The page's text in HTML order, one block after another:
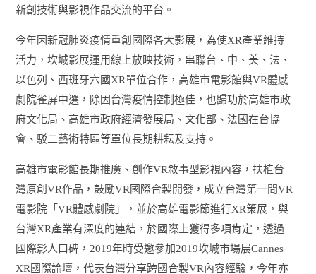
新創技術與影視作品交流的平台。
今年因新冠肺炎疫情重創國際各大影展，為使XR產業維持
活力，坎城影展運用線上放映技術，串聯台、中、美、法、
以色列、西班牙六國XR單位合作，高雄市電影館與VR體感
劇院雀屏中選，除因台灣疫情控制極佳，也歸功於高雄市政
府文化局、高雄市政府經濟發展局、文化部、法國在台協
會、駁二藝術特區等單位長期耕耘及支持。
高雄市電影館長期推廣、創作VR敘事型影視內容，扶植台
灣原創VR作品，鼓勵VR國際合製開發，成立台灣第一間VR
電影院「VR體感劇院」，並於高雄電影節進行XR策展，與
台灣XR產業有深度的連結，於國際上獲得多項肯定，透過
國際影人口碑，2019年時受邀參加2019坎城市場展Cannes
XR國際論壇，代表台灣分享跨國合製VR內容經驗，今年亦